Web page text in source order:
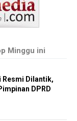
Minggu ini
Resmi Dilantik,
DPRD